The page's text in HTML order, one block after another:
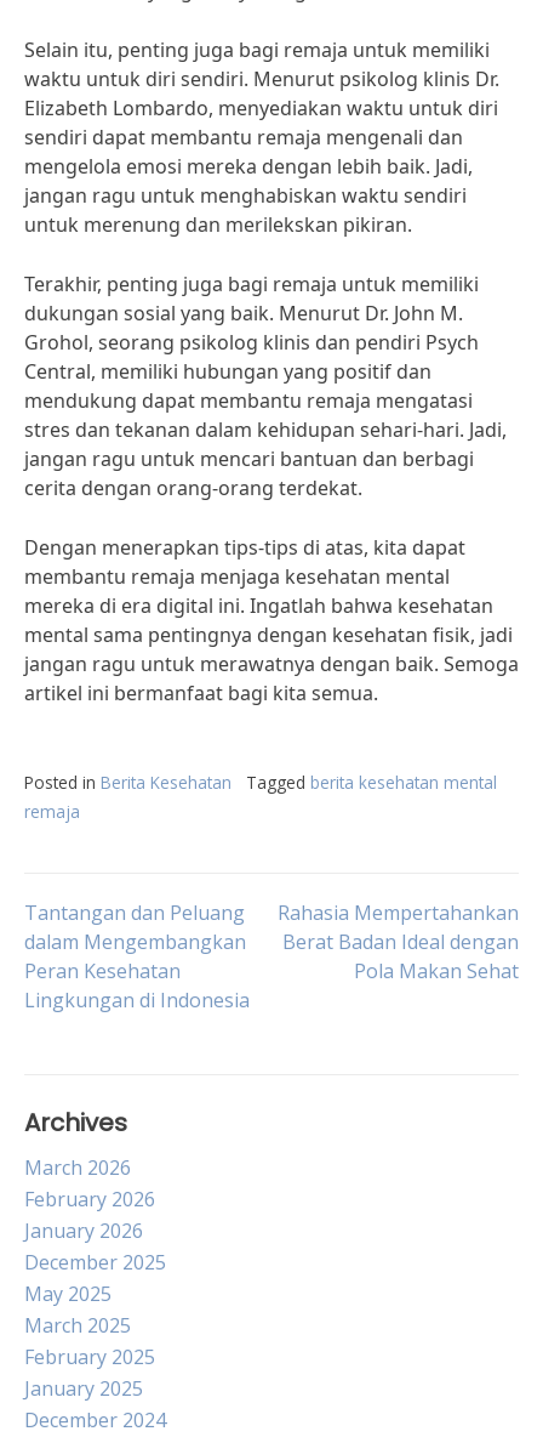
Selain itu, penting juga bagi remaja untuk memiliki
waktu untuk diri sendiri. Menurut psikolog klinis Dr.
Elizabeth Lombardo, menyediakan waktu untuk diri
sendiri dapat membantu remaja mengenali dan
mengelola emosi mereka dengan lebih baik. Jadi,
jangan ragu untuk menghabiskan waktu sendiri
untuk merenung dan merilekskan pikiran.
Terakhir, penting juga bagi remaja untuk memiliki
dukungan sosial yang baik. Menurut Dr. John M.
Grohol, seorang psikolog klinis dan pendiri Psych
Central, memiliki hubungan yang positif dan
mendukung dapat membantu remaja mengatasi
stres dan tekanan dalam kehidupan sehari-hari. Jadi,
jangan ragu untuk mencari bantuan dan berbagi
cerita dengan orang-orang terdekat.
Dengan menerapkan tips-tips di atas, kita dapat
membantu remaja menjaga kesehatan mental
mereka di era digital ini. Ingatlah bahwa kesehatan
mental sama pentingnya dengan kesehatan fisik, jadi
jangan ragu untuk merawatnya dengan baik. Semoga
artikel ini bermanfaat bagi kita semua.
Posted in Berita Kesehatan Tagged berita kesehatan mental
remaja
Post
navigation
Tantangan dan Peluang
dalam Mengembangkan
Peran Kesehatan
Lingkungan di Indonesia
Rahasia Mempertahankan
Berat Badan Ideal dengan
Pola Makan Sehat
Archives
March 2026
February 2026
January 2026
December 2025
May 2025
March 2025
February 2025
January 2025
December 2024